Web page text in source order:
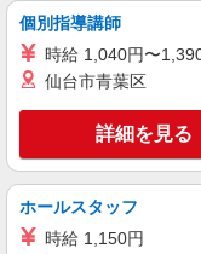
アルバイト パート
すき家 仙台松森店
すき
ど）
個別指導講師
時給 1,040円〜
仙台市青葉区
詳細を見る
ホールスタッフ
時給 1,150円